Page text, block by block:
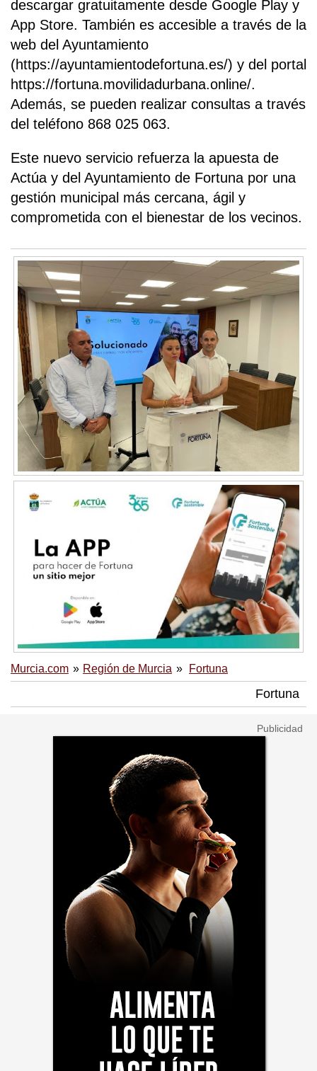
descargar gratuitamente desde Google Play y
App Store. También es accesible a través de la
web del Ayuntamiento
(https://ayuntamientodefortuna.es/) y del portal
https://fortuna.movilidadurbana.online/.
Además, se pueden realizar consultas a través
del teléfono 868 025 063.
Este nuevo servicio refuerza la apuesta de
Actúa y del Ayuntamiento de Fortuna por una
gestión municipal más cercana, ágil y
comprometida con el bienestar de los vecinos.
Murcia.com Región de Murcia Fortuna
Fortuna